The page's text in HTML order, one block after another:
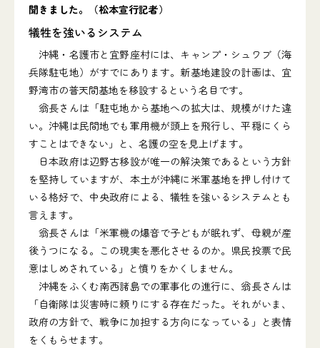
聞きました。（松本宣行記者）
犠牲を強いるシステム
沖縄・名護市と宜野座村には、キャンプ・シュワブ（海
兵隊駐屯地）がすでにあります。新基地建設の計画は、宜
野湾市の普天間基地を移設するという名目です。
翁長さんは「駐屯地から基地への拡大は、規模がけた違
い。沖縄は民間地でも軍用機が頭上を飛行し、平穏にくら
すことはできない」と、名護の空を見上げます。
日本政府は辺野古移設が唯一の解決策であるという方針
を堅持していますが、本土が沖縄に米軍基地を押し付けて
いる格好で、中央政府による、犠牲を強いるシステムとも
言えます。
翁長さんは「米軍機の爆音で子どもが眠れず、母親が産
後うつになる。この現実を悪化させるのか。県民投票で民
意はしめされている」と憤りをかくしません。
沖縄をふくむ南西諸島での軍事化の進行に、翁長さんは
「自衛隊は災害時に頼りにする存在だった。それがいま、
政府の方針で、戦争に加担する方向になっている」と表情
をくもらせます。